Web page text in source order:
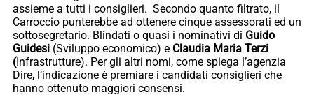
assieme a tutti i consiglieri. Secondo quanto filtrato, il
Carroccio punterebbe ad ottenere cinque assessorati ed un
sottosegretario. Blindati o quasi i nominativi di Guido
Guidesi (Sviluppo economico) e Claudia Maria Terzi
(Infrastrutture). Per gli altri nomi, come spiega l’agenzia
Dire, l’indicazione è premiare i candidati consiglieri che
hanno ottenuto maggiori consensi.